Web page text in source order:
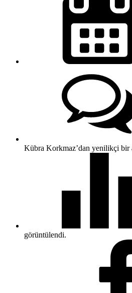
Kübra Korkmaz’dan yenilikçi
görüntülendi.